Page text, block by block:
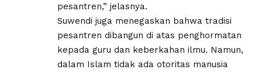
pesantren,” jelasnya.
Suwendi juga menegaskan bahwa tradisi
pesantren dibangun di atas penghormatan
kepada guru dan keberkahan ilmu. Namun,
dalam Islam tidak ada otoritas manusia